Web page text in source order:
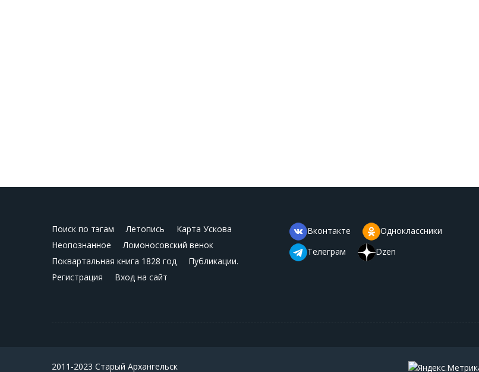
Поиск по тэгам Летопись
Карта Ускова
Неопознанное
Ломоносовский венок
Поквартальная книга 1828 год
Публикации.
Регистрация
Вход на сайт
Вконтакте
Одноклассники
Телеграм
Dzen
2011-2023 Старый Архангельск